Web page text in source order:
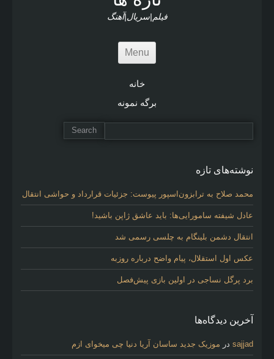
فیلم|سریال|آهنگ
Menu
خانه
برگه نمونه
نوشته‌های تازه
محمد صلاح به ترابزون‌اسپور پیوست: جزئیات قرارداد و حواشی انتقال
عادل شیفته سامورایی‌ها: باید عاشق ژاپن باشید!
انتقال دشمن بلینگام به چلسی رسمی شد
عکس اول استقلال، پیام واضح درباره روزبه
برد پرگل نساجی در اولین بازی پیش‌فصل
آخرین دیدگاه‌ها
sajjad در موزیک جدید ساسان آریا دنیا چی میخوای ازم